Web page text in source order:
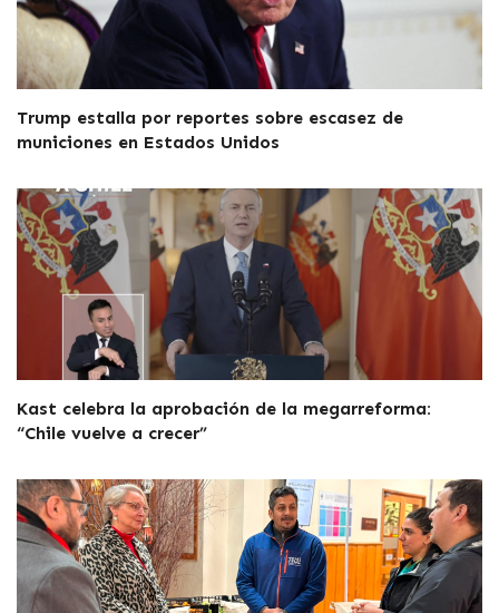
Trump estalla por reportes sobre escasez de
municiones en Estados Unidos
Kast celebra la aprobación de la megarreforma:
“Chile vuelve a crecer”